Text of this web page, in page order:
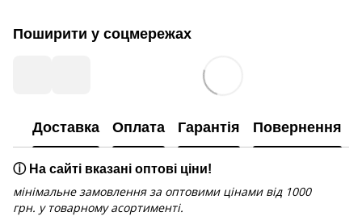
Поширити у соцмережах
Доставка Оплата Гарантія Повернення
ⓘ На сайті вказані оптові ціни!
мінімальне замовлення за оптовими цінами від 1000
грн. у товарному асортименті.